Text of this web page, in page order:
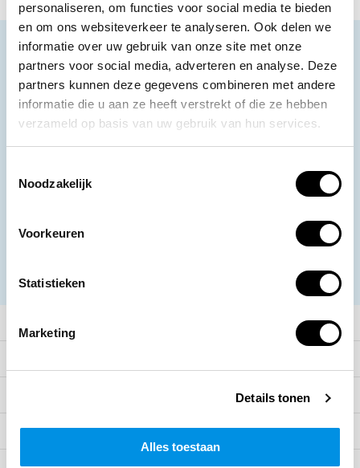
personaliseren, om functies voor social media te bieden
en om ons websiteverkeer te analyseren. Ook delen we
informatie over uw gebruik van onze site met onze
partners voor social media, adverteren en analyse. Deze
partners kunnen deze gegevens combineren met andere
informatie die u aan ze heeft verstrekt of die ze hebben
verzameld op basis van uw gebruik van hun services.
Noodzakelijk
Voorkeuren
Statistieken
Marketing
Details tonen
Alles toestaan
Neem contact op
Ons klantenservice staat voor je klaar.
Volg ons
Ontvang de nieuwste aanbiedingen en
Abonneer
* Lees hier de wettelijke beperkingen
Categorieën